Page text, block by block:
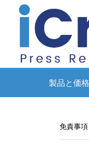
製品と価格
免責事